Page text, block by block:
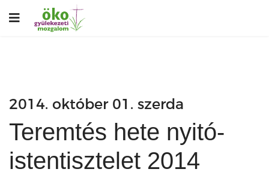
2014. október 01. szerda
Teremtés hete nyitó-
istentisztelet 2014